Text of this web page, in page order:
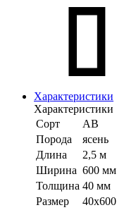
Характеристики
Характеристики
Сорт
АВ
Порода
ясень
Длина
2,5 м
Ширина 600 мм
Толщина 40 мм
Размер
40x600